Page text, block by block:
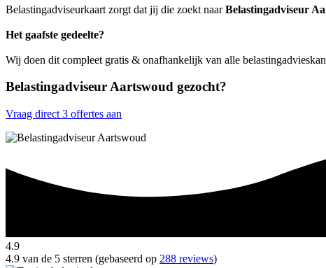
Belastingadviseurkaart zorgt dat jij die zoekt naarBelastingadviseur
Het gaafste gedeelte?
Wij doen dit compleet gratis & onafhankelijk van alle
Belastingadviseur Aartswoud gezocht?
Vraag direct 3 offertes aan
4.9
4.9 van de 5 sterren (gebaseerd op 288 reviews)